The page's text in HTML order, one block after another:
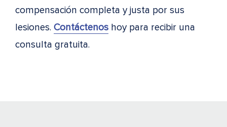
compensación completa y justa por sus
lesiones. Contáctenos hoy para recibir una
consulta gratuita.